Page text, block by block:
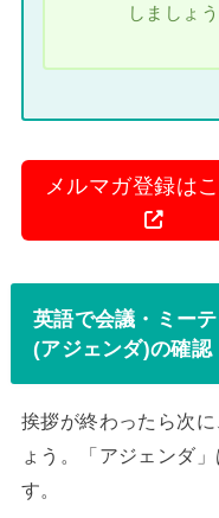
しましょう
メルマガ登録は
英語で会議・ミー
(アジェンダ)の確認
挨拶が終わったら次
ょう。「アジェンダ
す。